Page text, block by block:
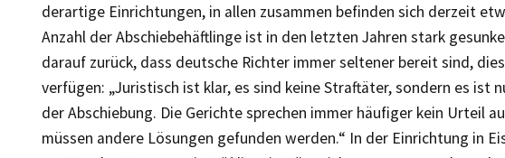
derartige Einrichtungen, in allen zusammen befinden sich derzeit
Anzahl der Abschiebehäftlinge ist in den letzten Jahren stark
darauf zurück, dass deutsche Richter immer seltener bereit sind,
verfügen: „Juristisch ist klar, es sind keine Straftäter, sondern es ist
der Abschiebung. Die Gerichte sprechen immer häufiger kein Urteil
müssen andere Lösungen gefunden werden.“ In der Einrichtung in